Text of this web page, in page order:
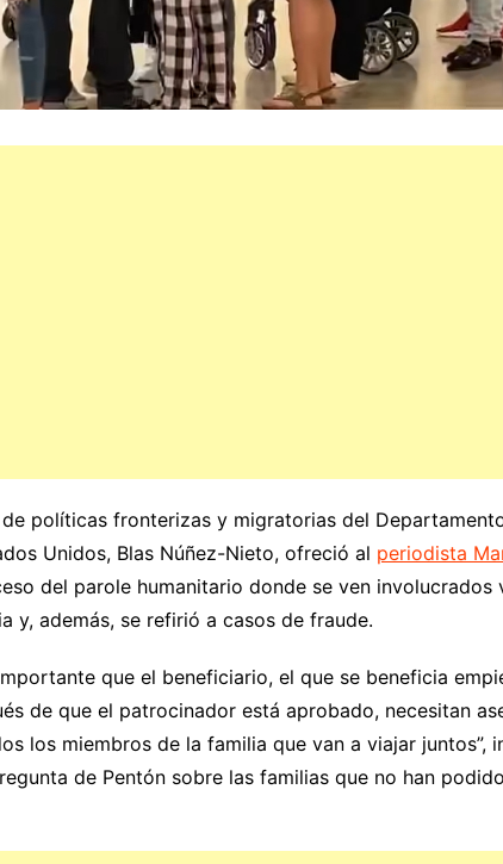
políticas fronterizas y migratorias del
Unidos, Blas Núñez-Nieto, ofreció al periodista
del parole humanitario donde se ven involucrados
y, además, se refirió a casos de fraude.
que el beneficiario, el que se beneficia
de que el patrocinador está aprobado, necesitan
los miembros de la familia que van a viajar juntos”,
de Pentón sobre las familias que no han